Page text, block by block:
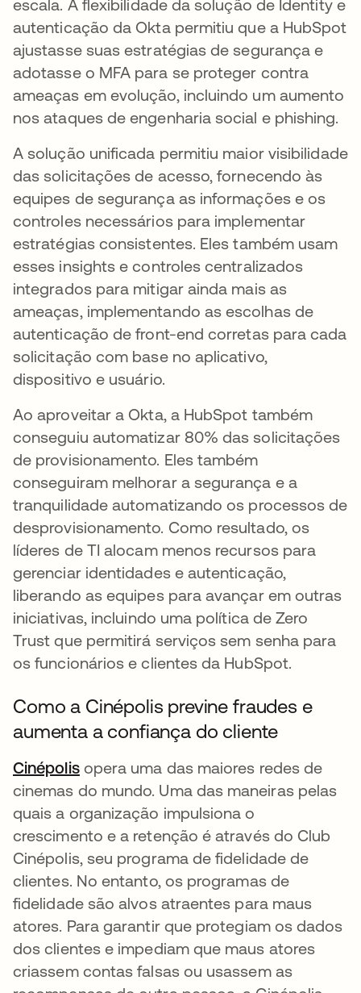
escala. A flexibilidade da solução de Identity e
autenticação da Okta permitiu que a HubSpot
ajustasse suas estratégias de segurança e
adotasse o MFA para se proteger contra
ameaças em evolução, incluindo um aumento
nos ataques de engenharia social e phishing.
A solução unificada permitiu maior visibilidade
das solicitações de acesso, fornecendo às
equipes de segurança as informações e os
controles necessários para implementar
estratégias consistentes. Eles também usam
esses insights e controles centralizados
integrados para mitigar ainda mais as
ameaças, implementando as escolhas de
autenticação de front-end corretas para cada
solicitação com base no aplicativo,
dispositivo e usuário.
Ao aproveitar a Okta, a HubSpot também
conseguiu automatizar 80% das solicitações
de provisionamento. Eles também
conseguiram melhorar a segurança e a
tranquilidade automatizando os processos de
desprovisionamento. Como resultado, os
líderes de TI alocam menos recursos para
gerenciar identidades e autenticação,
liberando as equipes para avançar em outras
iniciativas, incluindo uma política de Zero
Trust que permitirá serviços sem senha para
os funcionários e clientes da HubSpot.
Como a Cinépolis previne fraudes e
aumenta a confiança do cliente
Cinépolisabre em uma nova guia
opera uma das maiores redes de
cinemas do mundo. Uma das maneiras pelas
quais a organização impulsiona o
crescimento e a retenção é através do Club
Cinépolis, seu programa de fidelidade de
clientes. No entanto, os programas de
fidelidade são alvos atraentes para maus
atores. Para garantir que protegiam os dados
dos clientes e impediam que maus atores
criassem contas falsas ou usassem as